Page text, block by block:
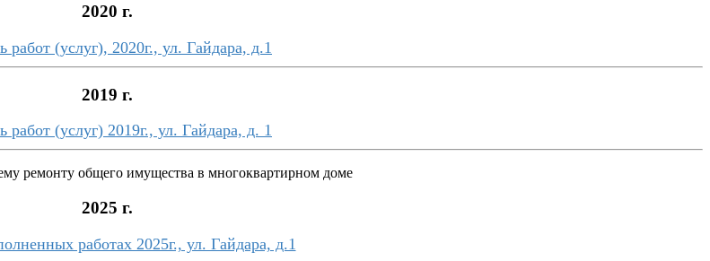
2020 г.
работ (услуг), 2020г., ул. Гайдара, д.1
2019 г.
работ (услуг) 2019г., ул. Гайдара, д. 1
ремонту общего имущества в многоквартирном доме
2025 г.
работах 2025г., ул. Гайдара, д.1